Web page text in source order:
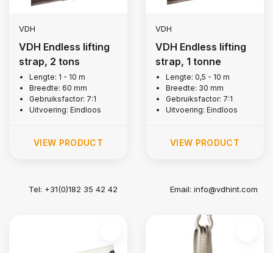
VDH
VDH Endless lifting
strap, 2 tons
Lengte: 1 - 10 m
Breedte: 60 mm
Gebruiksfactor: 7:1
Uitvoering: Eindloos
VIEW PRODUCT
VDH
VDH Endless lifting
strap, 1 tonne
Lengte: 0,5 - 10 m
Breedte: 30 mm
Gebruiksfactor: 7:1
Uitvoering: Eindloos
VIEW PRODUCT
Tel: +31(0)182 35 42 42 Email:info@vdhint.com